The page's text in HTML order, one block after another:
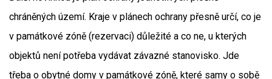
chráněných území. Kraje v plánech ochrany přesně určí, co je
v památkové zóně (rezervaci) důležité a co ne, u kterých
objektů není potřeba vydávat závazné stanovisko. Jde
třeba o obytné domy v památkové zóně, které samy o sobě